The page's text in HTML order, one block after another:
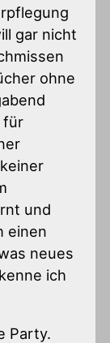
gar nicht
ohne
für
und
einen
neues
ich
Party.